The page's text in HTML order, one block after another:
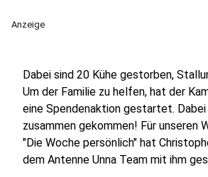
Anzeige
Dabei sind 20 Kühe gestorben,
Um der Familie zu helfen, hat der
eine Spendenaktion gestartet.
zusammen gekommen! Für unseren
"Die Woche persönlich" hat
dem Antenne Unna Team mit ihm